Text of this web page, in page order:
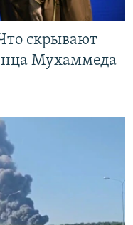
скрывают
Мухаммеда